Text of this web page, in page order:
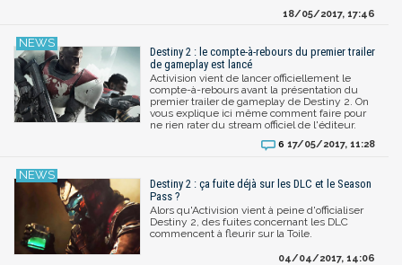
18/05/2017, 17:46
Destiny 2 : le compte-à-rebours du premier trailer
de gameplay est lancé
Activision vient de lancer officiellement le
compte-à-rebours avant la présentation du
premier trailer de gameplay de Destiny 2. On
vous explique ici même comment faire pour
ne rien rater du stream officiel de l'éditeur.
6 17/05/2017, 11:28
Destiny 2 : ça fuite déjà sur les DLC et le Season
Pass ?
Alors qu'Activision vient à peine d'officialiser
Destiny 2, des fuites concernant les DLC
commencent à fleurir sur la Toile.
04/04/2017, 14:06